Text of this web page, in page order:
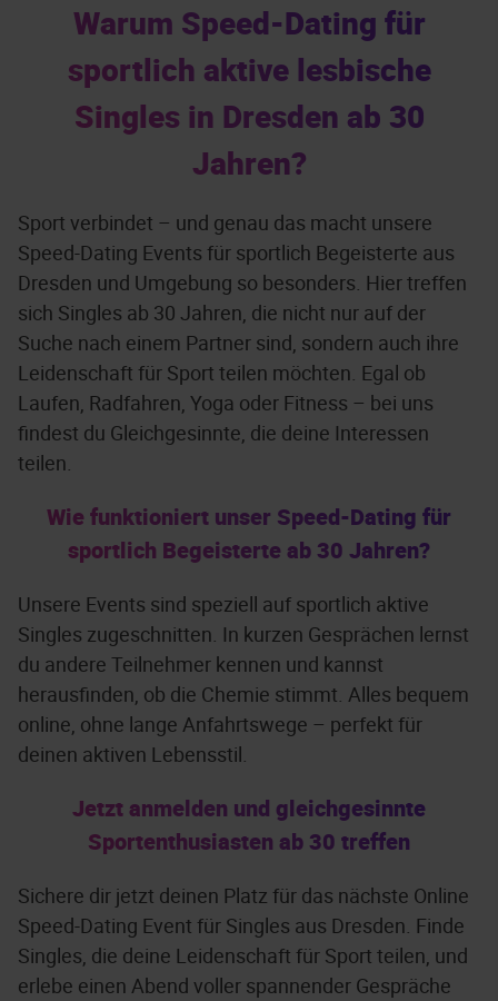
Warum Speed-Dating für
sportlich aktive lesbische
Singles in Dresden ab 30
Jahren?
Sport verbindet – und genau das macht unsere
Speed-Dating Events für sportlich Begeisterte aus
Dresden und Umgebung so besonders. Hier treffen
sich Singles ab 30 Jahren, die nicht nur auf der
Suche nach einem Partner sind, sondern auch ihre
Leidenschaft für Sport teilen möchten. Egal ob
Laufen, Radfahren, Yoga oder Fitness – bei uns
findest du Gleichgesinnte, die deine Interessen
teilen.
Wie funktioniert unser Speed-Dating für
sportlich Begeisterte ab 30 Jahren?
Unsere Events sind speziell auf sportlich aktive
Singles zugeschnitten. In kurzen Gesprächen lernst
du andere Teilnehmer kennen und kannst
herausfinden, ob die Chemie stimmt. Alles bequem
online, ohne lange Anfahrtswege – perfekt für
deinen aktiven Lebensstil.
Jetzt anmelden und gleichgesinnte
Sportenthusiasten ab 30 treffen
Sichere dir jetzt deinen Platz für das nächste Online
Speed-Dating Event für Singles aus Dresden. Finde
Singles, die deine Leidenschaft für Sport teilen, und
erlebe einen Abend voller spannender Gespräche